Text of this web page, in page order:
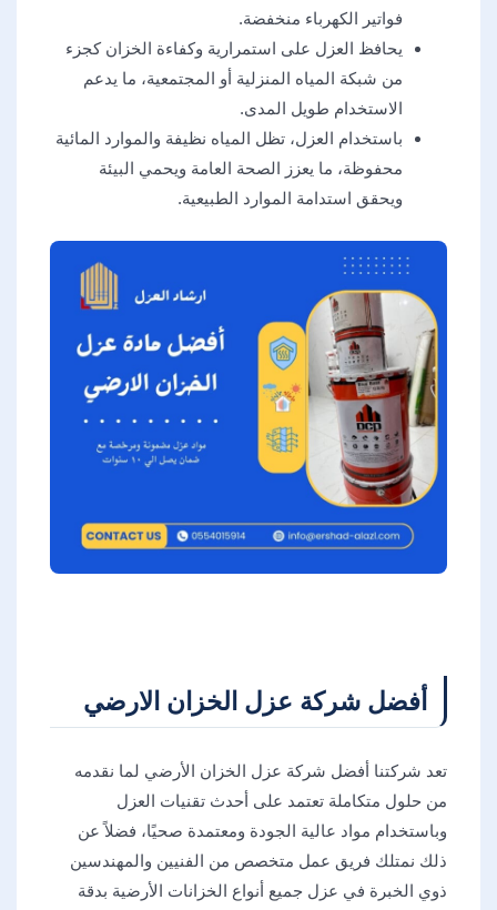
فواتير الكهرباء منخفضة.
يحافظ العزل على استمرارية وكفاءة الخزان كجزء
من شبكة المياه المنزلية أو المجتمعية، ما يدعم
الاستخدام طويل المدى.
باستخدام العزل، تظل المياه نظيفة والموارد المائية
محفوظة، ما يعزز الصحة العامة ويحمي البيئة
ويحقق استدامة الموارد الطبيعية.
أفضل شركة عزل الخزان الارضي
تعد شركتنا أفضل شركة عزل الخزان الأرضي لما نقدمه
من حلول متكاملة تعتمد على أحدث تقنيات العزل
وباستخدام مواد عالية الجودة ومعتمدة صحيًا، فضلاً عن
ذلك نمتلك فريق عمل متخصص من الفنيين والمهندسين
ذوي الخبرة في عزل جميع أنواع الخزانات الأرضية بدقة